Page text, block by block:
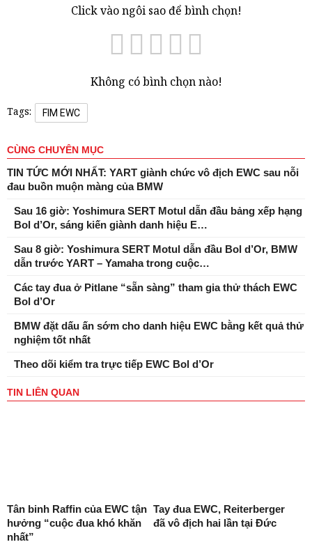
Click vào ngôi sao để bình chọn!
Không có bình chọn nào!
Tags: FIM EWC
CÙNG CHUYÊN MỤC
TIN TỨC MỚI NHẤT: YART giành chức vô địch EWC sau nỗi
đau buồn muộn màng của BMW
Sau 16 giờ: Yoshimura SERT Motul dẫn đầu bảng xếp hạng
Bol d’Or, sáng kiến ​​giành danh hiệu E…
Sau 8 giờ: Yoshimura SERT Motul dẫn đầu Bol d’Or, BMW
dẫn trước YART – Yamaha trong cuộc…
Các tay đua ở Pitlane “sẵn sàng” tham gia thử thách EWC
Bol d’Or
BMW đặt dấu ấn sớm cho danh hiệu EWC bằng kết quả thử
nghiệm tốt nhất
Theo dõi kiểm tra trực tiếp EWC Bol d’Or
TIN LIÊN QUAN
Tân binh Raffin của EWC tận
hưởng “cuộc đua khó khăn
nhất”
Tay đua EWC, Reiterberger
đã vô địch hai lần tại Đức